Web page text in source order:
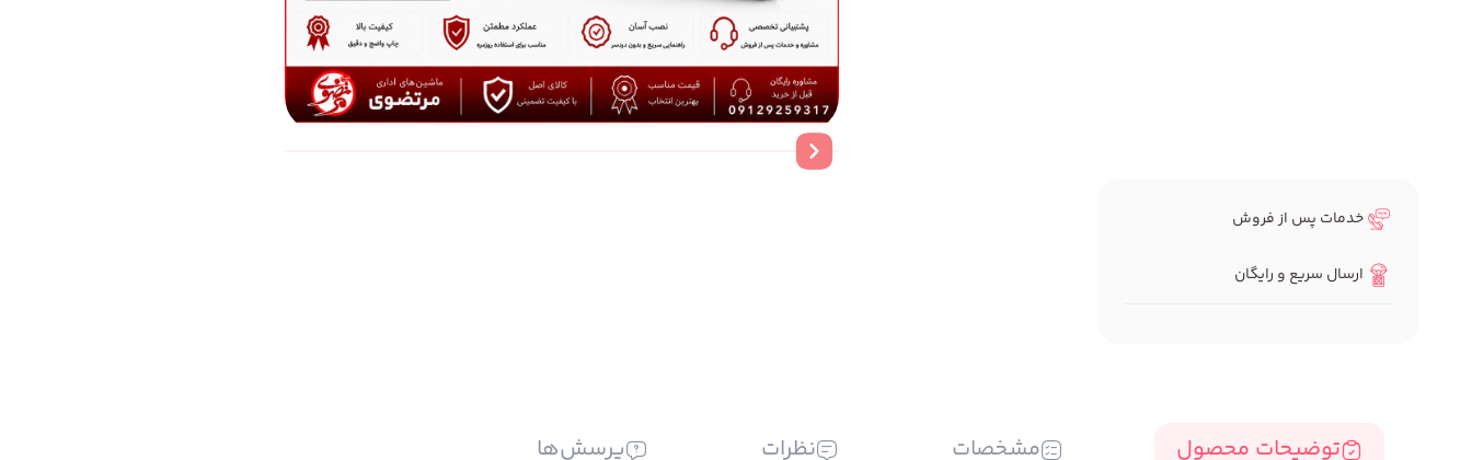
خدمات پس از فروش
ارسال سریع و رایگان
توضیحات محصول مشخصات نظرات پرسش‌ها